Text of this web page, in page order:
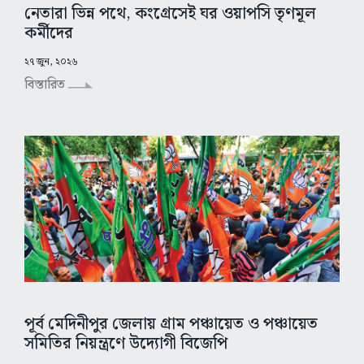
নেতারা ভিন্ন পথে, কংগ্রেসেই ঘর ওয়াপসি তৃণমূল
কর্মীদের
২৭ জুন, ২০২৬
বিস্তারিত
পূর্ব মেদিনীপুর জেলায় গ্রাম পঞ্চায়েত ও পঞ্চায়েত
সমিতির নিয়ন্ত্রণে উদ্যোগী বিজেপি